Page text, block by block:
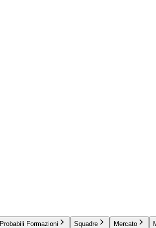
Probabili Formazioni Squadre Mercato